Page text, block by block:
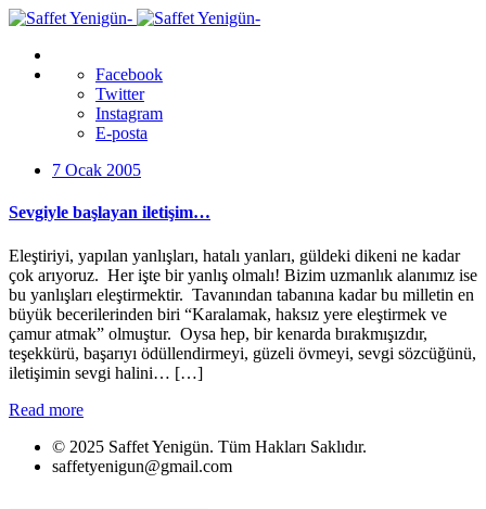
Facebook
Twitter
Instagram
E-posta
7 Ocak 2005
Sevgiyle başlayan iletişim…
Eleştiriyi, yapılan yanlışları, hatalı yanları, güldeki dikeni ne kadar
çok arıyoruz. Her işte bir yanlış olmalı! Bizim uzmanlık alanımız ise
bu yanlışları eleştirmektir. Tavanından tabanına kadar bu milletin en
büyük becerilerinden biri “Karalamak, haksız yere eleştirmek ve
çamur atmak” olmuştur. Oysa hep, bir kenarda bırakmışızdır,
teşekkürü, başarıyı ödüllendirmeyi, güzeli övmeyi, sevgi sözcüğünü,
iletişimin sevgi halini… […]
Read more
© 2025 Saffet Yenigün. Tüm Hakları Saklıdır.
saffetyenigun@gmail.com